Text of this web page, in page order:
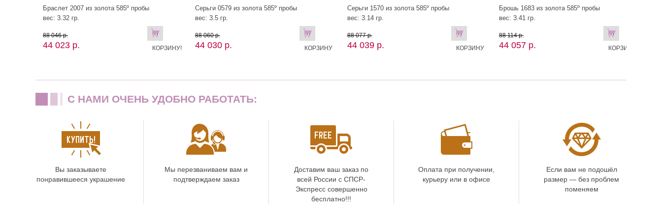
Браслет 2007 из золота 585º пробы
вес: 3.32 гр.
88 046 р.
44 023 р.
В
КОРЗИНУ!
Серьги 0579 из золота 585º пробы
вес: 3.5 гр.
88 060 р.
44 030 р.
В
КОРЗИНУ
Серьги 1570 из золота 585º пробы
вес: 3.14 гр.
88 077 р.
44 039 р.
В
КОРЗИНУ
Брошь 1683 из золота 585º пробы
вес: 3.41 гр.
88 114 р.
44 057 р.
В
КОРЗИНУ
C НАМИ ОЧЕНЬ УДОБНО РАБОТАТЬ:
Вы заказываете
понравившееся украшение
Мы перезваниваем вам и
подтверждаем заказ
Доставим ваш заказ по
всей России с СПСР-
Экспресс совершенно
бесплатно!!!
Оплата при получении,
курьеру или в офисе
Если вам не подошёл
размер — без проблем
поменяем